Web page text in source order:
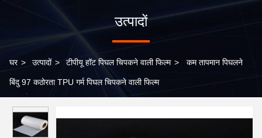
उत्पादों
घर > उत्पादों > टीपीयू हॉट पिघल चिपकने वाली फिल्म > कम तापमान पिघलने
बिंदु 97 कठोरता TPU गर्म पिघल चिपकने वाली फिल्म